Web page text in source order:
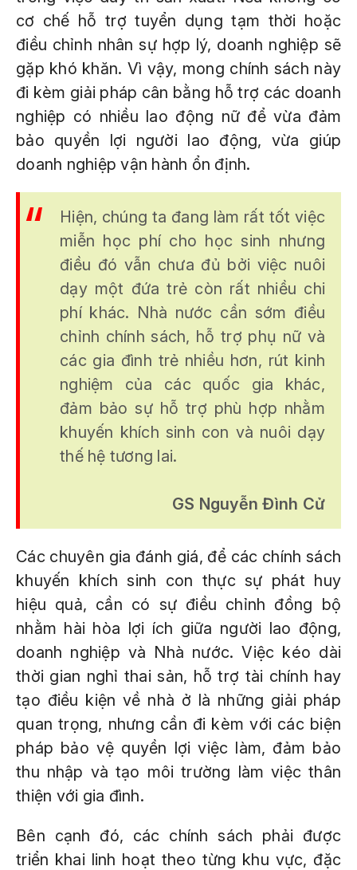
cơ chế hỗ trợ tuyển dụng tạm thời hoặc
điều chỉnh nhân sự hợp lý, doanh nghiệp sẽ
gặp khó khăn. Vì vậy, mong chính sách này
đi kèm giải pháp cân bằng hỗ trợ các doanh
nghiệp có nhiều lao động nữ để vừa đảm
bảo quyền lợi người lao động, vừa giúp
doanh nghiệp vận hành ổn định.
Hiện, chúng ta đang làm rất tốt việc
miễn học phí cho học sinh nhưng
điều đó vẫn chưa đủ bởi việc nuôi
dạy một đứa trẻ còn rất nhiều chi
phí khác. Nhà nước cần sớm điều
chỉnh chính sách, hỗ trợ phụ nữ và
các gia đình trẻ nhiều hơn, rút kinh
nghiệm của các quốc gia khác,
đảm bảo sự hỗ trợ phù hợp nhằm
khuyến khích sinh con và nuôi dạy
thế hệ tương lai.
GS Nguyễn Đình Cử
Các chuyên gia đánh giá, để các chính sách
khuyến khích sinh con thực sự phát huy
hiệu quả, cần có sự điều chỉnh đồng bộ
nhằm hài hòa lợi ích giữa người lao động,
doanh nghiệp và Nhà nước. Việc kéo dài
thời gian nghỉ thai sản, hỗ trợ tài chính hay
tạo điều kiện về nhà ở là những giải pháp
quan trọng, nhưng cần đi kèm với các biện
pháp bảo vệ quyền lợi việc làm, đảm bảo
thu nhập và tạo môi trường làm việc thân
thiện với gia đình.
Bên cạnh đó, các chính sách phải được
triển khai linh hoạt theo từng khu vực, đặc